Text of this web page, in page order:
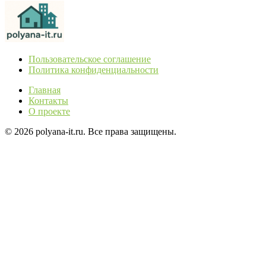
Пользовательское соглашение
Политика конфиденциальности
Главная
Контакты
О проекте
© 2026 polyana-it.ru. Все права защищены.